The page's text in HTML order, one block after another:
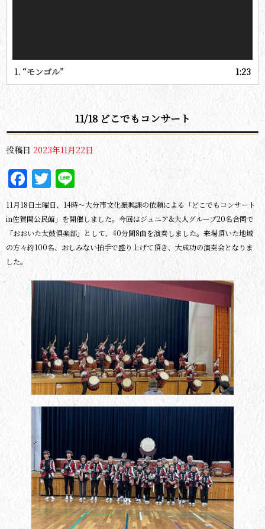
1. “モンゴル” 1:23
11/18 どこでもコンサート
投稿日 2023年11月22日
Facebook
Twitter
Line
11月18日土曜日、14時～大分市文化振興課の依頼による「どこでもコンサート
in佐賀関公民館」を開催しました。今回はジュニア&大人グループ20名合同で
「おおいた太鼓倶楽部」として、40分間8曲を演奏しました。来場頂いた地域
の方々約100名、おしみない拍手で盛り上げて頂き、大成功の演奏会となりま
した。